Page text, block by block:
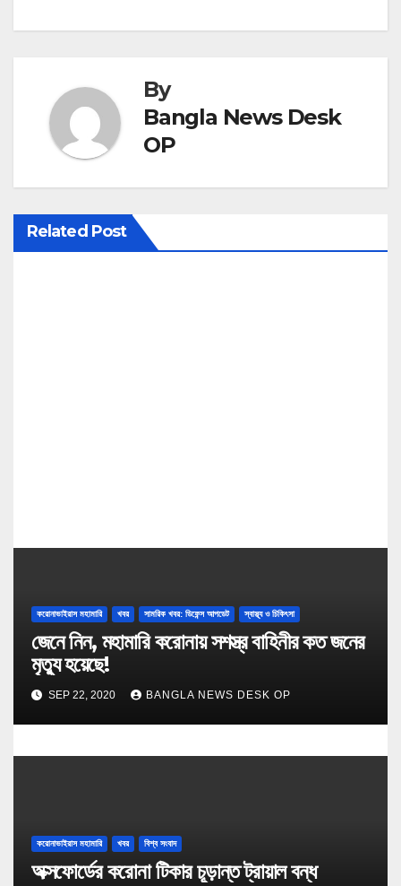
n
a
v
i
By
Bangla News Desk
OP
Related Post
করোনাভাইরাস মহামারি খবর সামরিক খবর: ডিফেন্স আপডেট স্বাস্থ্য ও চিকিৎসা
জেনে নিন, মহামারি করোনায় সশস্ত্র বাহিনীর কত জনের
মৃত্যু হয়েছে!
SEP 22, 2020 BANGLA NEWS DESK OP
করোনাভাইরাস মহামারি খবর বিশ্ব সংবাদ
অক্সফোর্ডের করোনা টিকার চূড়ান্ত ট্রায়াল বন্ধ